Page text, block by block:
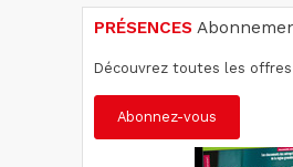
PRÉSENCES
Découvrez toutes les
Abonnez-vous